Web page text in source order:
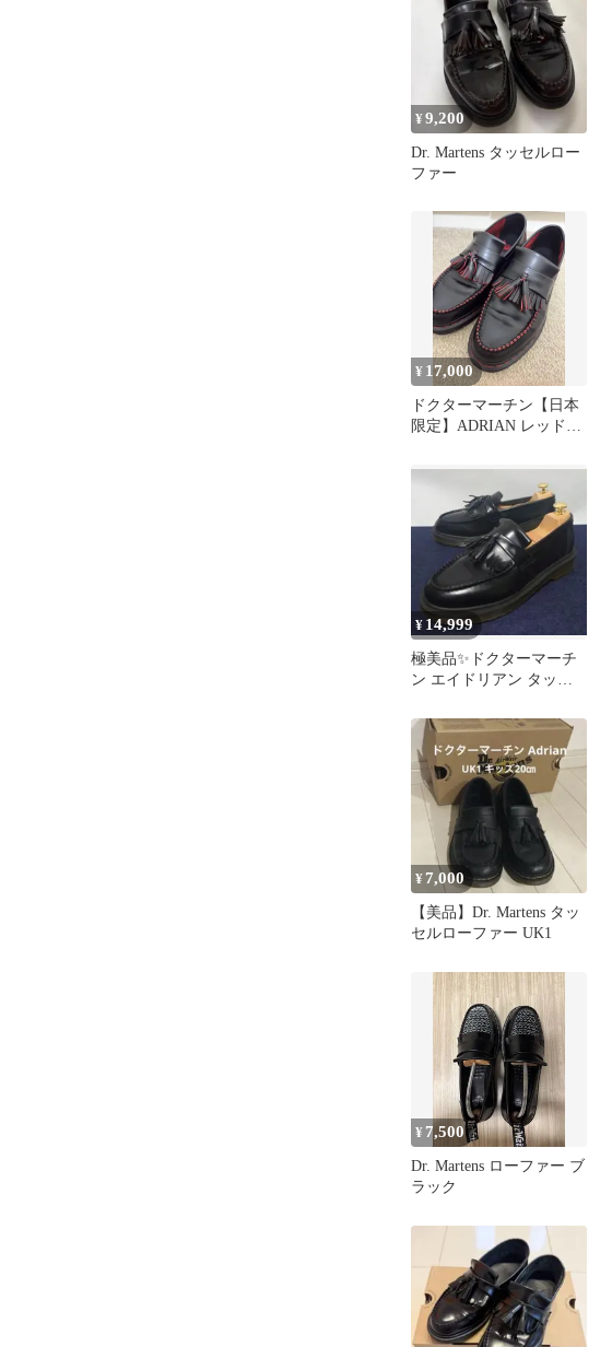
¥9,200
Dr. Martens タッセルロー
ファー
¥ 17,000
ドクターマーチン【日本
限定】ADRIAN レッドス
¥ 14,999
極美品✨ドクターマーチ
ン エイドリアン タッセ
¥ 7,000
【美品】Dr. Martens タッ
セルローファー UK1
¥ 7,500
Dr. Martens ローファー ブ
ラック